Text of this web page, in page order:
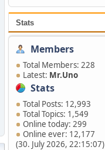
Stats
Members
Total Members: 228
Latest: Mr.Uno
Stats
Total Posts: 12,993
Total Topics: 1,549
Online today: 299
Online ever: 12,177
(30. July 2026, 22:15:07)